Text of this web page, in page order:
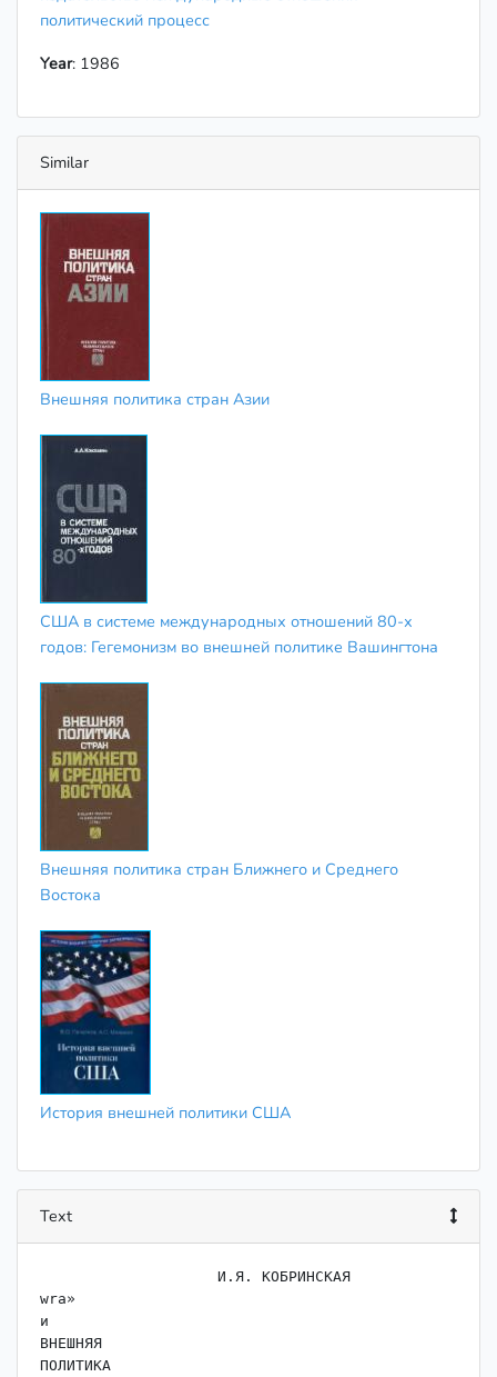
политический процесс
Year: 1986
Similar
Внешняя политика стран Азии
США в системе международных отношений 80-х
годов: Гегемонизм во внешней политике Вашингтона
Внешняя политика стран Ближнего и Среднего
Востока
История внешней политики США
Text
wra»
и
ВНЕШНЯЯ
ПОЛИТИКА